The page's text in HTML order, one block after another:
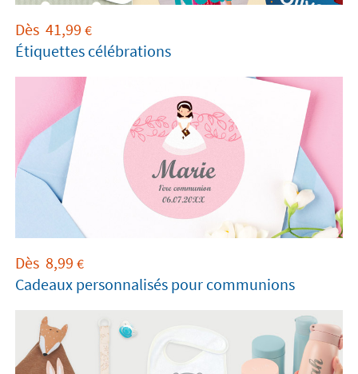
Dès 41,99 €
Étiquettes célébrations
Dès 8,99 €
Cadeaux personnalisés pour communions